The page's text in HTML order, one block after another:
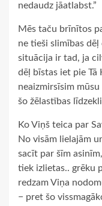
nedaudz jāatlabst.”
Mēs taču brīnītos
ne tieši slimības dēļ
situācija ir tad, ja
dēļ bīstas iet pie Tā
neaizmirsīsim
šo žēlastības
Ko Viņš teica par
No visām lielajām
sacīt par šīm
tiek izlietas.. grēku
redzam Viņa
− pret šo